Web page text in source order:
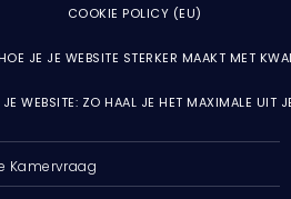
COOKIE POLICY (EU)
JE JE WEBSITE STERKER MAAKT MET
JE WEBSITE: ZO HAAL JE HET MAXIMALE UIT
Kamervraag